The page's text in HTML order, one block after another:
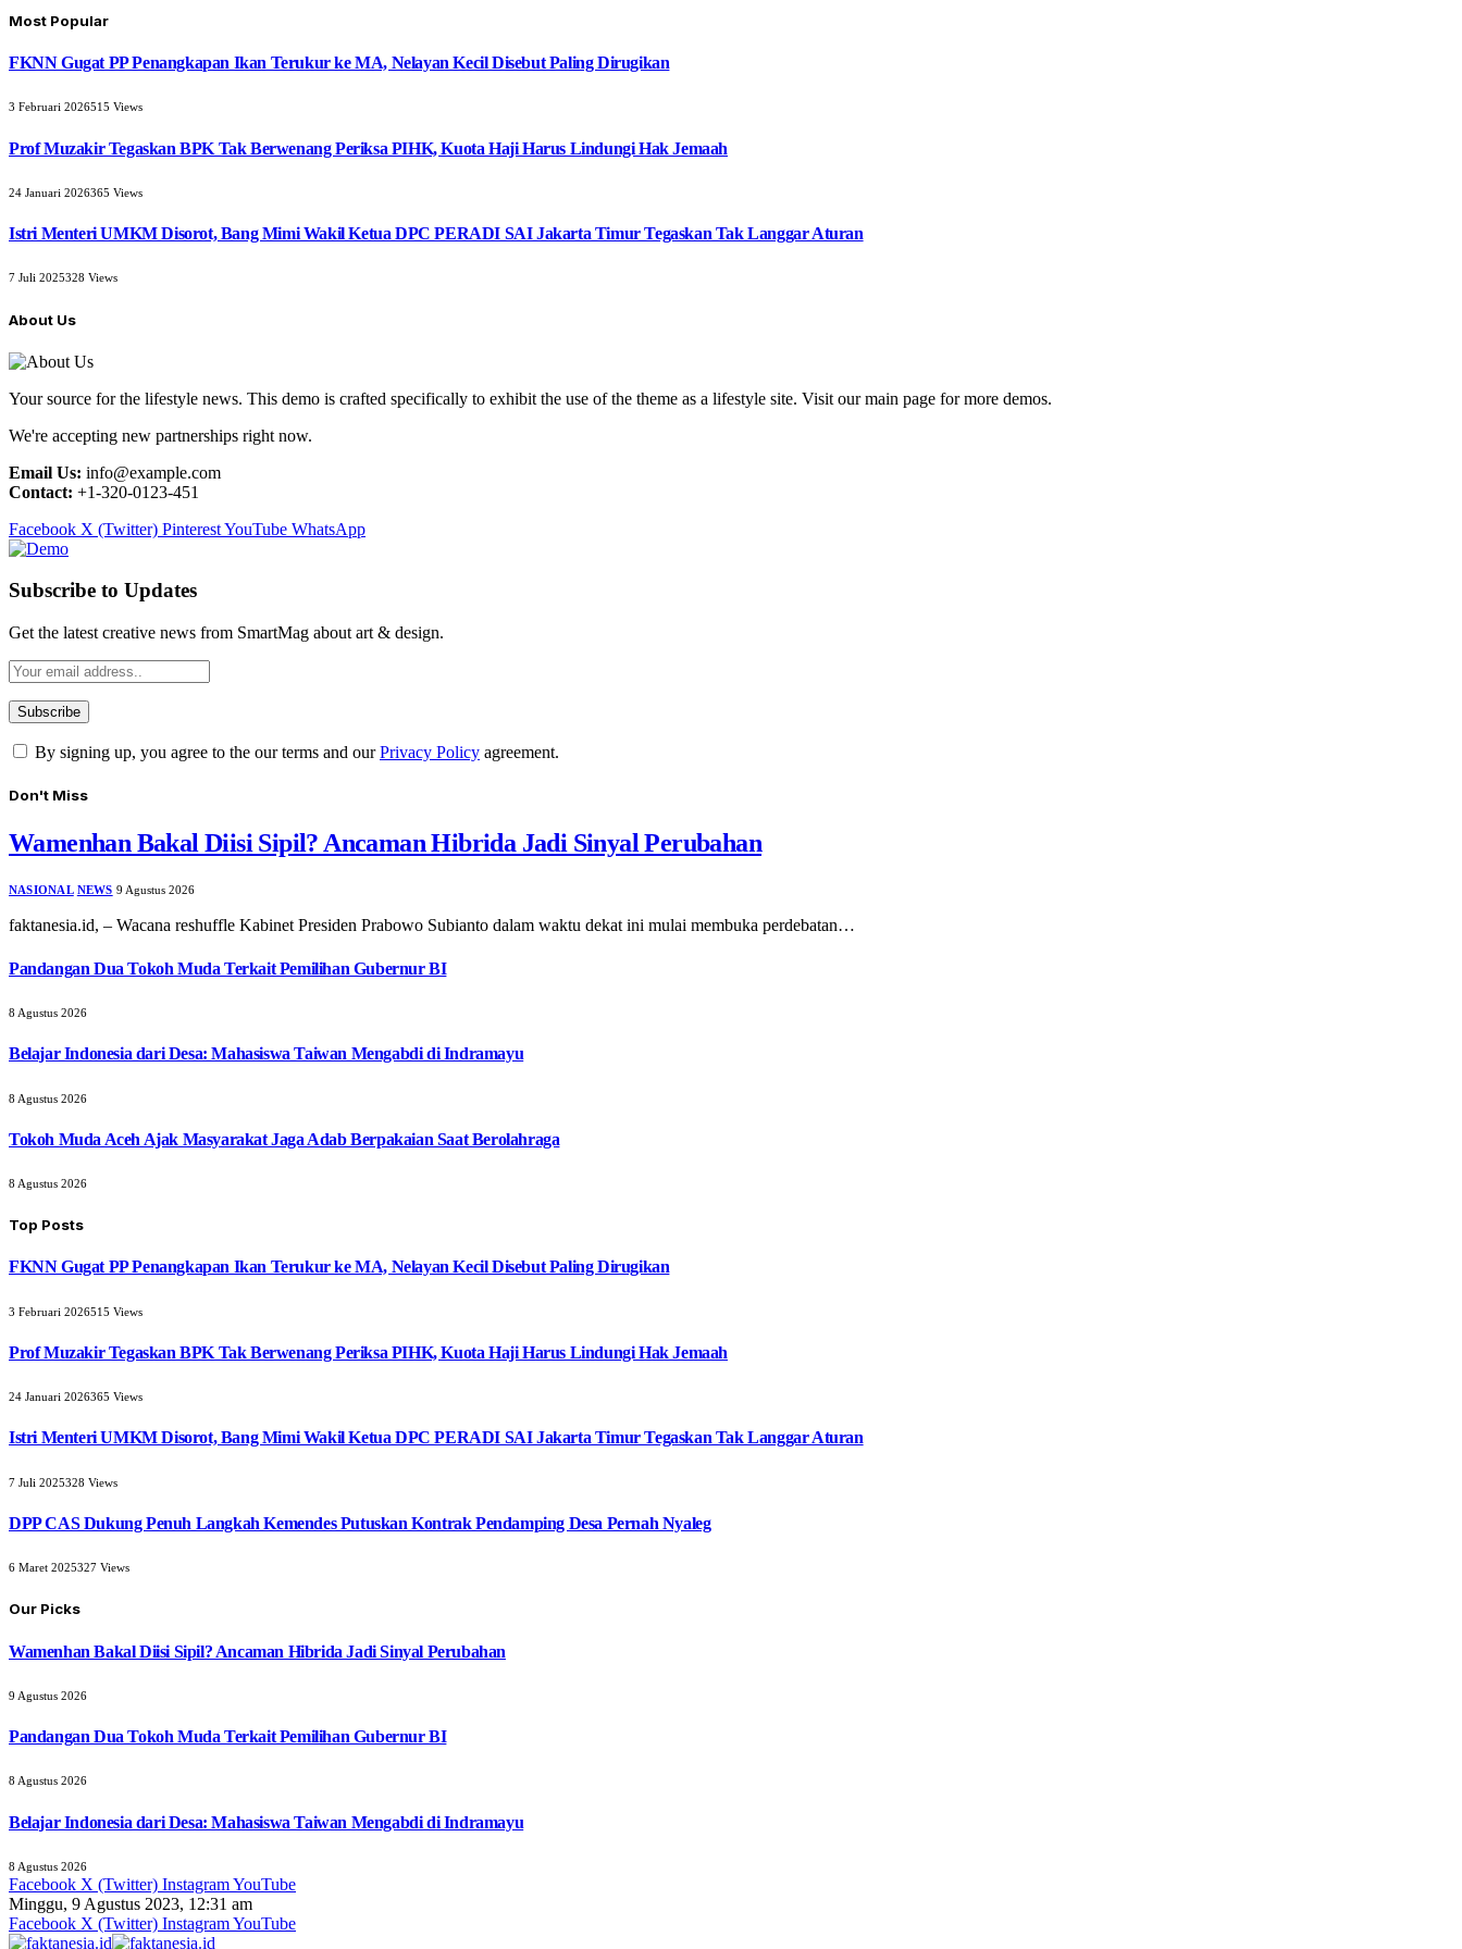
Most Popular
FKNN Gugat PP Penangkapan Ikan Terukur ke MA, Nelayan Kecil Disebut Paling Dirugikan
3 Februari 2026515 Views
Prof Muzakir Tegaskan BPK Tak Berwenang Periksa PIHK, Kuota Haji Harus Lindungi Hak Jemaah
24 Januari 2026365 Views
Istri Menteri UMKM Disorot, Bang Mimi Wakil Ketua DPC PERADI SAI Jakarta Timur Tegaskan Tak Langgar Aturan
7 Juli 2025328 Views
About Us
Your source for the lifestyle news. This demo is crafted specifically to exhibit the use of the theme as a lifestyle site. Visit our main page for more demos.
We're accepting new partnerships right now.
Email Us: info@example.com
Contact: +1-320-0123-451
Facebook X (Twitter) PinterestYouTube WhatsApp
Subscribe to Updates
Get the latest creative news from SmartMag about art & design.
By signing up, you agree to the our terms and ourPrivacy Policy agreement.
Don't Miss
Wamenhan Bakal Diisi Sipil? Ancaman Hibrida Jadi Sinyal Perubahan
NASIONAL NEWS 9 Agustus 2026
faktanesia.id, – Wacana reshuffle Kabinet Presiden Prabowo Subianto dalam waktu dekat ini mulai membuka perdebatan…
Pandangan Dua Tokoh Muda Terkait Pemilihan Gubernur BI
8 Agustus 2026
Belajar Indonesia dari Desa: Mahasiswa Taiwan Mengabdi di Indramayu
8 Agustus 2026
Tokoh Muda Aceh Ajak Masyarakat Jaga Adab Berpakaian Saat Berolahraga
8 Agustus 2026
Top Posts
FKNN Gugat PP Penangkapan Ikan Terukur ke MA, Nelayan Kecil Disebut Paling Dirugikan
3 Februari 2026515 Views
Prof Muzakir Tegaskan BPK Tak Berwenang Periksa PIHK, Kuota Haji Harus Lindungi Hak Jemaah
24 Januari 2026365 Views
Istri Menteri UMKM Disorot, Bang Mimi Wakil Ketua DPC PERADI SAI Jakarta Timur Tegaskan Tak Langgar Aturan
7 Juli 2025328 Views
DPP CAS Dukung Penuh Langkah Kemendes Putuskan Kontrak Pendamping Desa Pernah Nyaleg
6 Maret 2025327 Views
Our Picks
Wamenhan Bakal Diisi Sipil? Ancaman Hibrida Jadi Sinyal Perubahan
9 Agustus 2026
Pandangan Dua Tokoh Muda Terkait Pemilihan Gubernur BI
8 Agustus 2026
Belajar Indonesia dari Desa: Mahasiswa Taiwan Mengabdi di Indramayu
8 Agustus 2026
Facebook X (Twitter) InstagramYouTube
Minggu, 9 Agustus 2023, 12:31 am
Facebook X (Twitter) InstagramYouTube